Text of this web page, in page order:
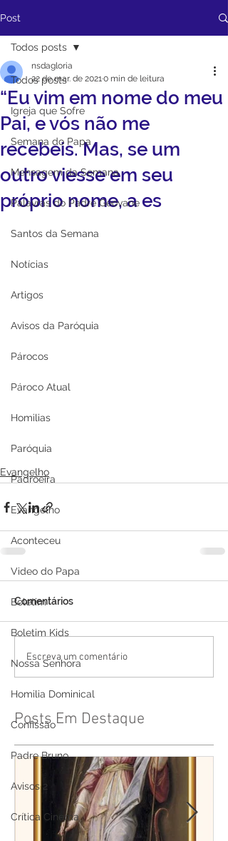
Post
Todos posts
Igreja que Sofre
Semana do Papa
Mensagem da Semana
Palavras do Padre Geovane
Santos da Semana
Notícias
Artigos
Avisos da Paróquia
Párocos
Pároco Atual
Homilias
Paróquia
Padroeira
Evangelho
Aconteceu
Video do Papa
Boletim
Boletim Kids
Nossa Senhora
Homilia Dominical
Confissão
Padre Bruno
Avisos 2
Crítica Cinema
Todos posts
“Eu vim em nome do meu
Pai, e vós não me
recebeis. Mas, se um
outro viesse em seu
próprio nome, a es
nsdagloria
22 de mar. de 20210 min de leitura
Evangelho
Comentários
Escreva um comentário
Posts Em Destaque